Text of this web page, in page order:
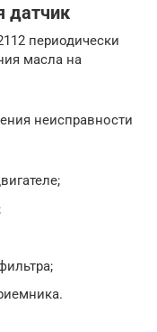
датчик
периодически
масла на
неисправности